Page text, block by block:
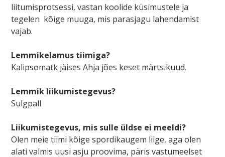
liitumisprotsessi, vastan koolide küsimustele ja
tegelen kõige muuga, mis parasjagu lahendamist
vajab.
Lemmikelamus tiimiga?
Kalipsomatk jäises Ahja jões keset märtsikuud.
Lemmik liikumistegevus?
Sulgpall
Liikumistegevus, mis sulle üldse ei meeldi?
Olen meie tiimi kõige spordikaugem liige, aga olen
alati valmis uusi asju proovima, päris vastumeelset